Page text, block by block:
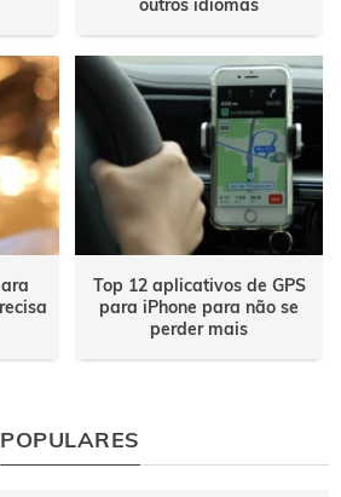
outros idiomas
Top 12 aplicativos de GPS
para iPhone para não se
perder mais
POPULARES